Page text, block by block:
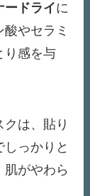
ードライに
やセラミ
り感を与
は、貼り
っかりと
がやわら